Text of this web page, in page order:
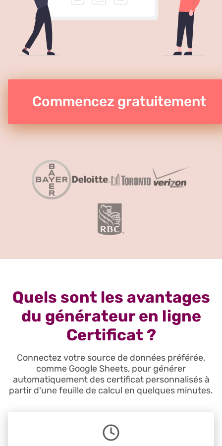
Commencez gratuitement
Quels sont les avantages
du générateur en ligne
Certificat ?
Connectez votre source de données préférée,
comme Google Sheets, pour générer
automatiquement des certificat personnalisés à
partir d'une feuille de calcul en quelques minutes.